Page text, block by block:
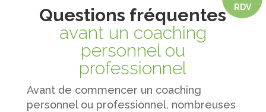
Questions fréquentes
avant un coaching
personnel ou
professionnel
Avant de commencer un coaching
personnel ou professionnel, nombreuses
RDV